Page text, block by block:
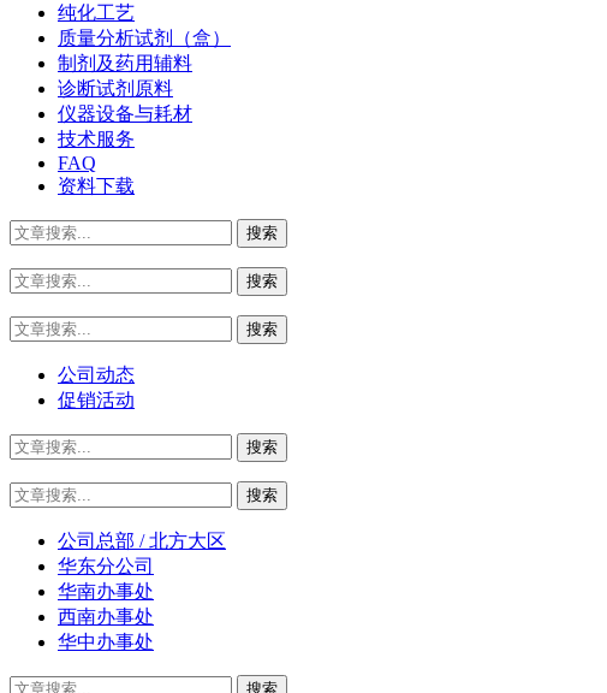
纯化工艺
质量分析试剂（盒）
制剂及药用辅料
诊断试剂原料
仪器设备与耗材
技术服务
FAQ
资料下载
公司动态
促销活动
公司总部 / 北方大区
华东分公司
华南办事处
西南办事处
华中办事处